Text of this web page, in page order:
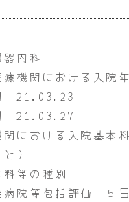
内科
機関における入院
21.03.23
21.03.27
における入院基本
）
の種別
等包括評価 ５日